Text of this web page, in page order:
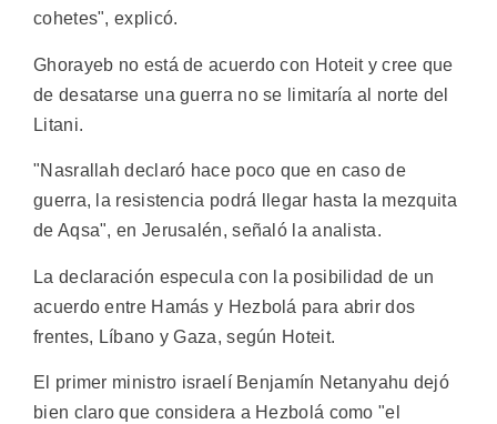
cohetes", explicó.
Ghorayeb no está de acuerdo con Hoteit y cree que
de desatarse una guerra no se limitaría al norte del
Litani.
"Nasrallah declaró hace poco que en caso de
guerra, la resistencia podrá llegar hasta la mezquita
de Aqsa", en Jerusalén, señaló la analista.
La declaración especula con la posibilidad de un
acuerdo entre Hamás y Hezbolá para abrir dos
frentes, Líbano y Gaza, según Hoteit.
El primer ministro israelí Benjamín Netanyahu dejó
bien claro que considera a Hezbolá como "el